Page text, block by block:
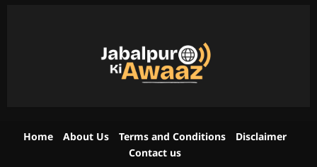
Home About Us Terms and Conditions
Disclaimer
Contact us